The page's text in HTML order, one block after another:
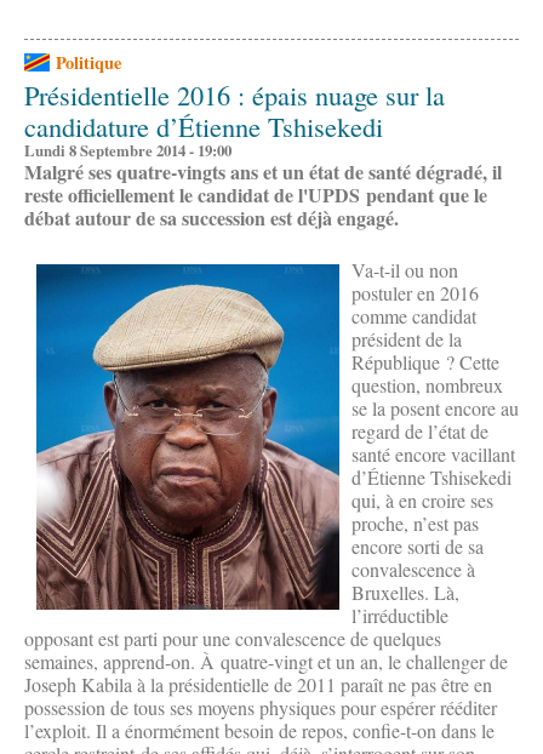
Politique
Présidentielle 2016 : épais nuage sur la
candidature d’Étienne Tshisekedi
Lundi 8 Septembre 2014 - 19:00
Malgré ses quatre-vingts ans et un état de santé dégradé, il
reste officiellement le candidat de l'UPDS pendant que le
débat autour de sa succession est déjà engagé.
Va-t-il ou non
postuler en 2016
comme candidat
président de la
République ? Cette
question, nombreux
se la posent encore au
regard de l’état de
santé encore vacillant
d’Étienne Tshisekedi
qui, à en croire ses
proche, n’est pas
encore sorti de sa
convalescence à
Bruxelles. Là,
l’irréductible
opposant est parti pour une convalescence de quelques
semaines, apprend-on. À quatre-vingt et un an, le challenger de
Joseph Kabila à la présidentielle de 2011 paraît ne pas être en
possession de tous ses moyens physiques pour espérer rééditer
l’exploit. Il a énormément besoin de repos, confie-t-on dans le